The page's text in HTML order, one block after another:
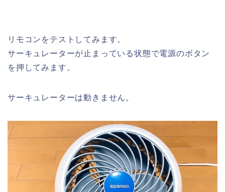
リモコンをテストしてみます。
サーキュレーターが止まっている状態で電源のボタン
を押してみます。
サーキュレーターは動きません。